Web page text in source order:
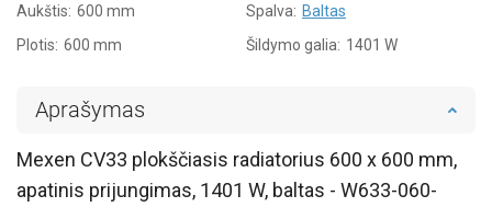
Aukštis: 600 mm Spalva: Baltas
Plotis: 600 mm Šildymo galia: 1401 W
Aprašymas
Mexen CV33 plokščiasis radiatorius 600 x 600 mm,
apatinis prijungimas, 1401 W, baltas - W633-060-